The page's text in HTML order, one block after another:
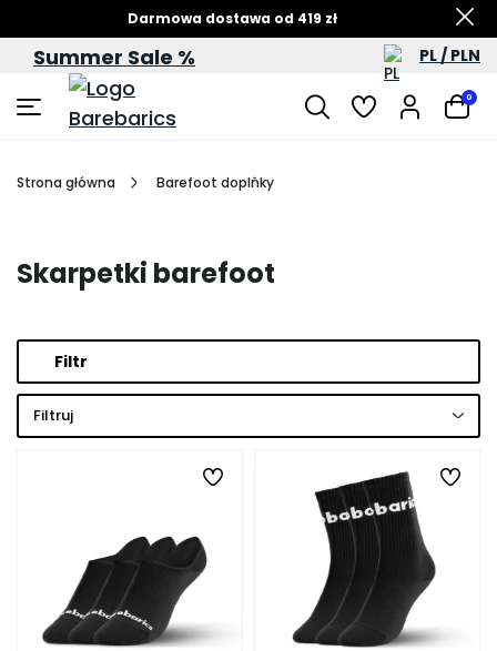
Darmowa dostawa od 419 zł
Letnia wyprzedaż – do -60%
Summer Sale % PL / PLN
0
Strona główna Barefoot doplňky
Skarpetki barefoot
Filtr
Filtruj